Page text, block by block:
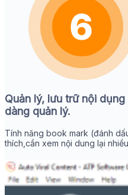
Quản lý, lưu trữ nội
dàng quản lý.
Tính năng book mark (đánh
thích,cần xem nội dung lại